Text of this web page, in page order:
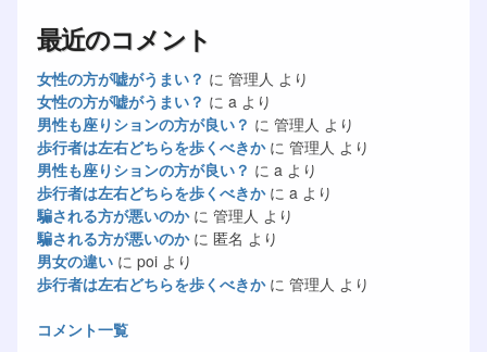
最近のコメント
女性の方が嘘がうまい？ に 管理人 より
女性の方が嘘がうまい？ に a より
男性も座りションの方が良い？ に 管理人 より
歩行者は左右どちらを歩くべきかに 管理人 より
男性も座りションの方が良い？ に a より
歩行者は左右どちらを歩くべきかに a より
騙される方が悪いのかに 管理人 より
騙される方が悪いのかに 匿名 より
男女の違いに poiより
歩行者は左右どちらを歩くべきかに 管理人 より
コメント一覧